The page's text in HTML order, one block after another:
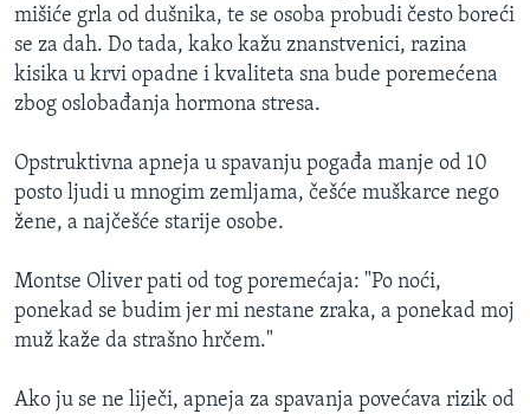
mišiće grla od dušnika, te se osoba probudi često boreći
se za dah. Do tada, kako kažu znanstvenici, razina
kisika u krvi opadne i kvaliteta sna bude poremećena
zbog oslobađanja hormona stresa.
Opstruktivna apneja u spavanju pogađa manje od 10
posto ljudi u mnogim zemljama, češće muškarce nego
žene, a najčešće starije osobe.
Montse Oliver pati od tog poremećaja: "Po noći,
ponekad se budim jer mi nestane zraka, a ponekad moj
muž kaže da strašno hrčem."
Ako ju se ne liječi, apneja za spavanja povećava rizik od